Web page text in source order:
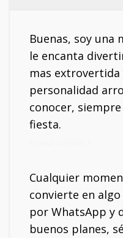
Buenas, soy una
le encanta
mas extrovertida
personalidad
conocer,
fiesta.
Cualquier
convierte en
por WhatsApp y
buenos planes,